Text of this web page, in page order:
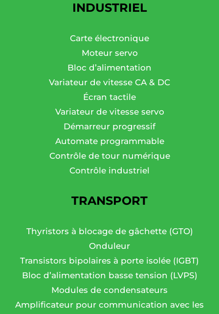
INDUSTRIEL
Carte électronique
Moteur servo
Bloc d’alimentation
Variateur de vitesse CA & DC
Écran tactile
Variateur de vitesse servo
Démarreur progressif
Automate programmable
Contrôle de tour numérique
Contrôle industriel
TRANSPORT
Thyristors à blocage de gâchette (GTO)
Onduleur
Transistors bipolaires à porte isolée (IGBT)
Bloc d’alimentation basse tension (LVPS)
Modules de condensateurs
Amplificateur pour communication avec les